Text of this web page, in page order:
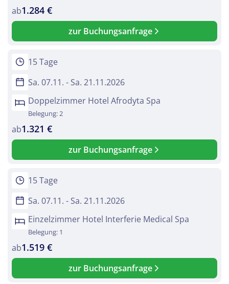
ab1.284 €
zur Buchungsanfrage
15 Tage
Sa. 07.11. - Sa. 21.11.2026
Doppelzimmer Hotel Afrodyta Spa
Belegung: 2
ab1.321 €
zur Buchungsanfrage
15 Tage
Sa. 07.11. - Sa. 21.11.2026
Einzelzimmer Hotel Interferie Medical Spa
Belegung: 1
ab1.519 €
zur Buchungsanfrage